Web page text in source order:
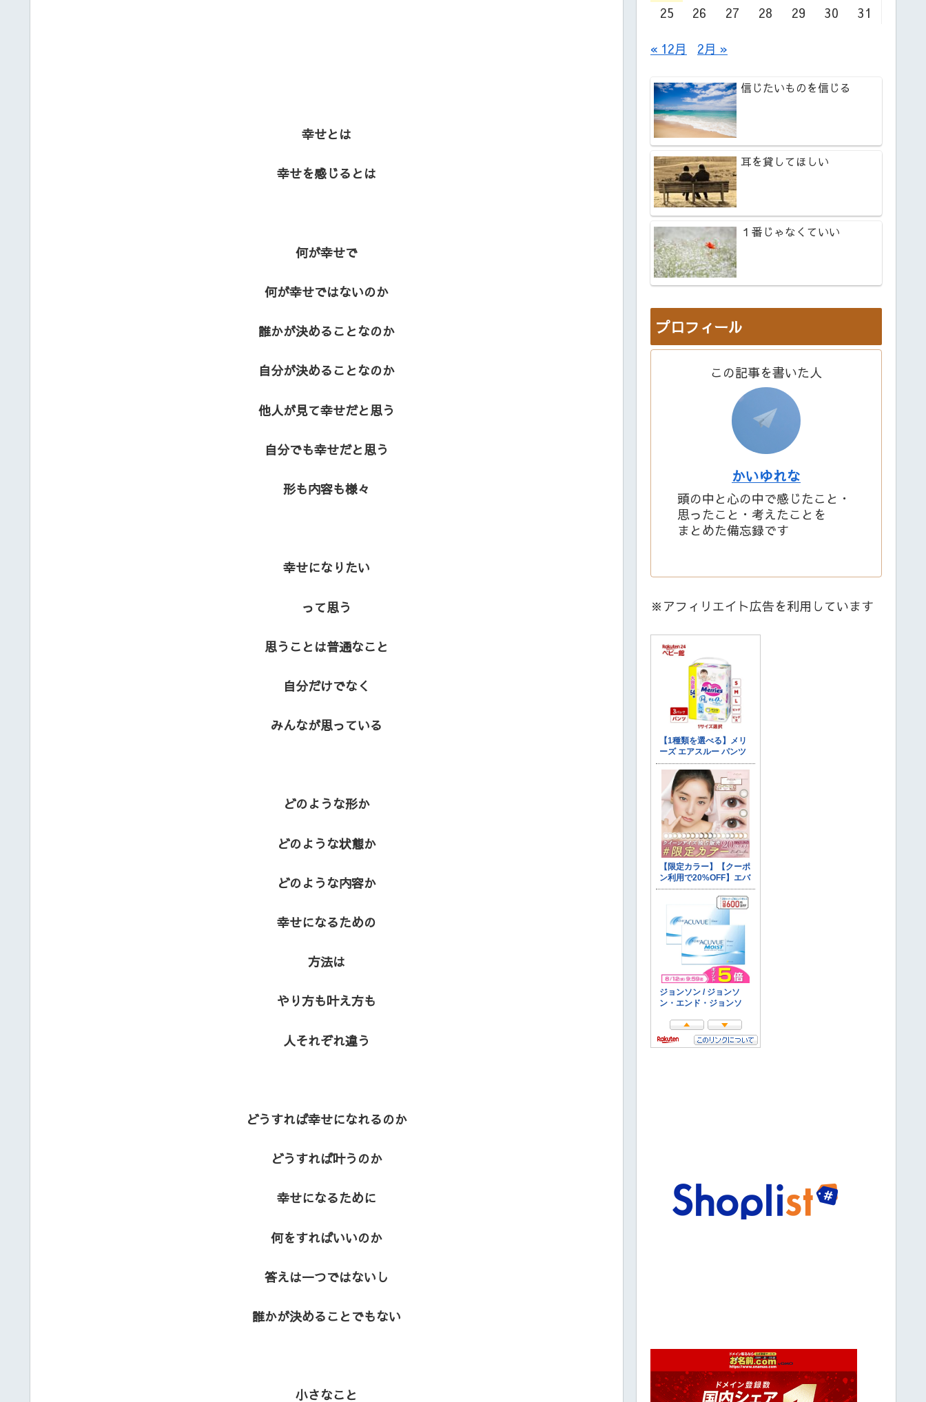
幸せとは
幸せを感じるとは
何が幸せで
何が幸せではないのか
誰かが決めることなのか
自分が決めることなのか
他人が見て幸せだと思う
自分でも幸せだと思う
形も内容も様々
幸せになりたい
って思う
思うことは普通なこと
自分だけでなく
みんなが思っている
どのような形か
どのような状態か
どのような内容か
幸せになるための
方法は
やり方も叶え方も
人それぞれ違う
どうすれば幸せになれるのか
どうすれば叶うのか
幸せになるために
何をすればいいのか
答えは一つではないし
誰かが決めることでもない
小さなこと
25
26 27 28 29 30 31
« 12月 2月 »
信じたいものを信じる
耳を貸してほしい
１番じゃなくていい
プロフィール
この記事を書いた人
かいゆれな
頭の中と心の中で感じたこと・
思ったこと・考えたことを
まとめた備忘録です
※アフィリエイト広告を利用しています